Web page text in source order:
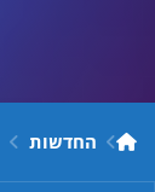
החדשות